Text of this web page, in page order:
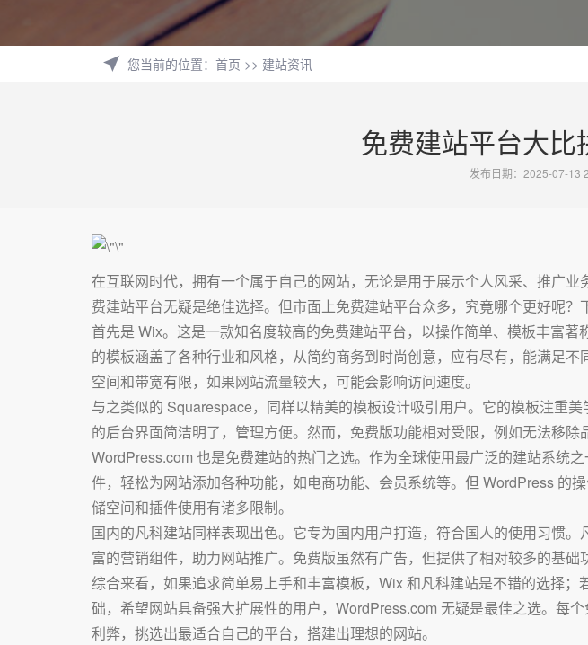
您当前的位置： 首页 >> 建站资讯
免费建站平台大比
发布日期：2025-07-13
在互联网时代，拥有一个属于自己的网站，无论是用于展示个人风采、推广
费建站平台无疑是绝佳选择。但市面上免费建站平台众多，究竟哪个更好呢？
首先是 Wix。这是一款知名度较高的免费建站平台，以操作简单、模板丰富
的模板涵盖了各种行业和风格，从简约商务到时尚创意，应有尽有，能满足
空间和带宽有限，如果网站流量较大，可能会影响访问速度。
与之类似的 Squarespace，同样以精美的模板设计吸引用户。它的模板注重
的后台界面简洁明了，管理方便。然而，免费版功能相对受限，例如无法移
WordPress.com 也是免费建站的热门之选。作为全球使用最广泛的建站系统
件，轻松为网站添加各种功能，如电商功能、会员系统等。但 WordPress 的
储空间和插件使用有诸多限制。
国内的凡科建站同样表现出色。它专为国内用户打造，符合国人的使用习惯
富的营销组件，助力网站推广。免费版虽然有广告，但提供了相对较多的基础
综合来看，如果追求简单易上手和丰富模板，Wix 和凡科建站是不错的选择
础，希望网站具备强大扩展性的用户，WordPress.com 无疑是最佳之选。每
利弊，挑选出最适合自己的平台，搭建出理想的网站。